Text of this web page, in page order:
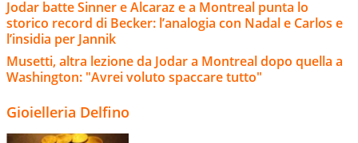
Jodar batte Sinner e Alcaraz e a Montreal punta lo
storico record di Becker: l’analogia con Nadal e Carlos e
l’insidia per Jannik
Musetti, altra lezione da Jodar a Montreal dopo quella a
Washington: "Avrei voluto spaccare tutto"
Gioielleria Delfino